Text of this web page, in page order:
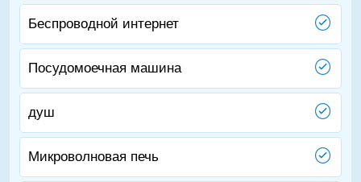
Беспроводной интернет
Посудомоечная машина
душ
Микроволновая печь